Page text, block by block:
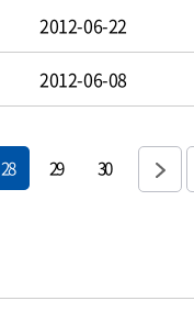
2012-06-22
2012-06-08
28 29 30